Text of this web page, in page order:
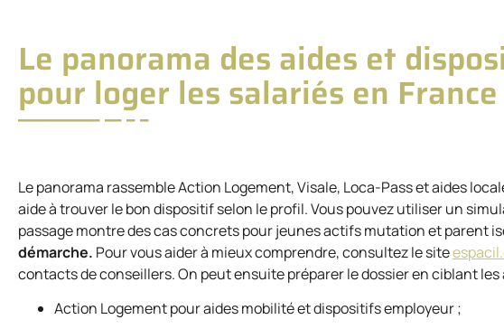
Le panorama des aides et
pour loger les salariés en France
Le panorama rassemble Action Logement, Visale, Loca-Pass et aides
aide à trouver le bon dispositif selon le profil. Vous pouvez utiliser un
passage montre des cas concrets pour jeunes actifs mutation et parent
démarche. Pour vous aider à mieux comprendre, consultez le site
contacts de conseillers. On peut ensuite préparer le dossier en ciblant les
Action Logement pour aides mobilité et dispositifs employeur ;